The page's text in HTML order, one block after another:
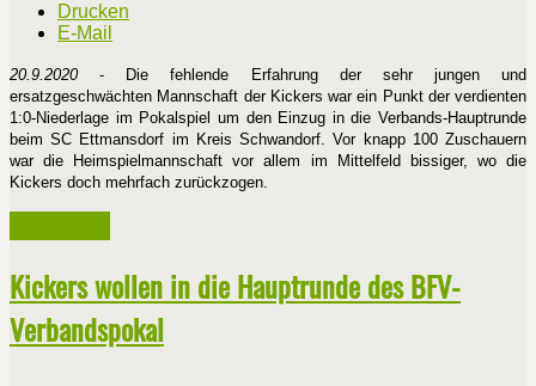
Drucken
E-Mail
20.9.2020- Die fehlende Erfahrung der sehr jungen und
ersatzgeschwächten Mannschaft der Kickers war ein Punkt der verdienten
1:0-Niederlage im Pokalspiel um den Einzug in die Verbands-Hauptrunde
beim SC Ettmansdorf im Kreis Schwandorf. Vor knapp 100 Zuschauern
war die Heimspielmannschaft vor allem im Mittelfeld bissiger, wo die
Kickers doch mehrfach zurückzogen.
Kickers wollen in die Hauptrunde des BFV-
Verbandspokal